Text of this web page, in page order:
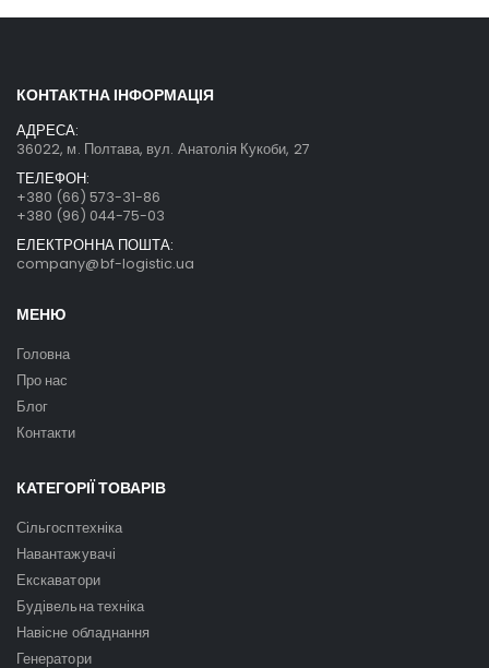
КОНТАКТНА ІНФОРМАЦІЯ
АДРЕСА:
36022, м. Полтава, вул. Анатолія Кукоби, 27
ТЕЛЕФОН:
+380 (66) 573-31-86
+380 (96) 044-75-03
ЕЛЕКТРОННА ПОШТА:
company@bf-logistic.ua
МЕНЮ
Головна
Про нас
Блог
Контакти
КАТЕГОРІЇ ТОВАРІВ
Сільгосптехніка
Навантажувачі
Екскаватори
Будівельна техніка
Навісне обладнання
Генератори